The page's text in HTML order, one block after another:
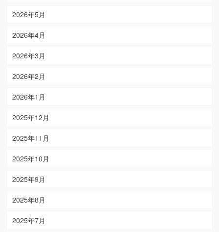
2026年5月
2026年4月
2026年3月
2026年2月
2026年1月
2025年12月
2025年11月
2025年10月
2025年9月
2025年8月
2025年7月